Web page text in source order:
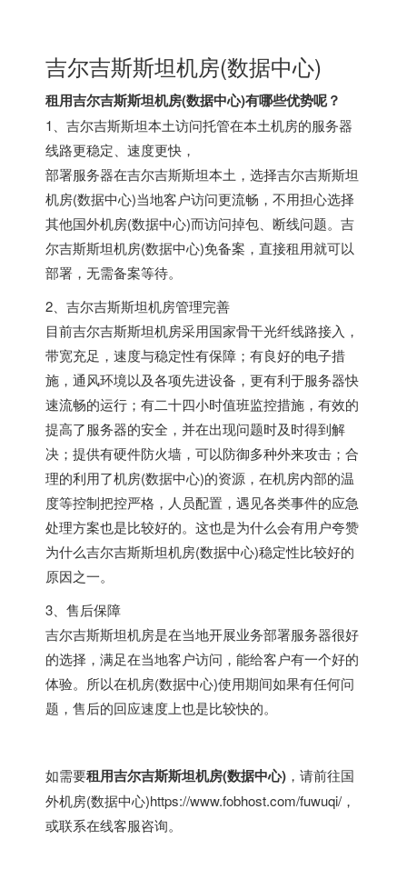
吉尔吉斯斯坦机房(数据中心)
租用吉尔吉斯斯坦机房(数据中心)有哪些优势呢？
1、吉尔吉斯斯坦本土访问托管在本土机房的服务器
线路更稳定、速度更快，
部署服务器在吉尔吉斯斯坦本土，选择吉尔吉斯斯坦
机房(数据中心)当地客户访问更流畅，不用担心选择
其他国外机房(数据中心)而访问掉包、断线问题。吉
尔吉斯斯坦机房(数据中心)免备案，直接租用就可以
部署，无需备案等待。
2、吉尔吉斯斯坦机房管理完善
目前吉尔吉斯斯坦机房采用国家骨干光纤线路接入，
带宽充足，速度与稳定性有保障；有良好的电子措
施，通风环境以及各项先进设备，更有利于服务器快
速流畅的运行；有二十四小时值班监控措施，有效的
提高了服务器的安全，并在出现问题时及时得到解
决；提供有硬件防火墙，可以防御多种外来攻击；合
理的利用了机房(数据中心)的资源，在机房内部的温
度等控制把控严格，人员配置，遇见各类事件的应急
处理方案也是比较好的。这也是为什么会有用户夸赞
为什么吉尔吉斯斯坦机房(数据中心)稳定性比较好的
原因之一。
3、售后保障
吉尔吉斯斯坦机房是在当地开展业务部署服务器很好
的选择，满足在当地客户访问，能给客户有一个好的
体验。所以在机房(数据中心)使用期间如果有任何问
题，售后的回应速度上也是比较快的。
如需要租用吉尔吉斯斯坦机房(数据中心) ，请前往国
外机房(数据中心)https://www.fobhost.com/fuwuqi/ ，
或联系在线客服咨询。